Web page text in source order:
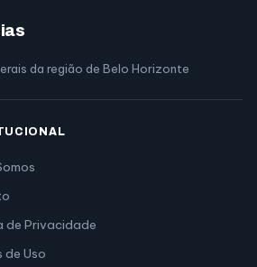
da região de Belo Horizonte
de Privacidade
de Uso